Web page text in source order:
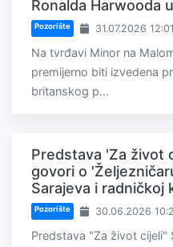
Ronalda Harwooda
Pozorište 31.07.2026 12:01
Na tvrđavi Minor na
premijerno biti izvedena
britanskog p...
Predstava 'Za život
govori o
Sarajeva i radničkoj
Pozorište 30.06.2026
Predstava "Za život cijeli"